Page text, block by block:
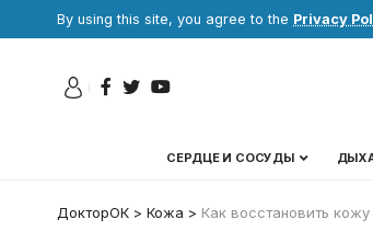
By using this site, you agree to the Privacy
СЕРДЦЕ И СОСУДЫ
ДокторОК > Кожа > Как восстановить